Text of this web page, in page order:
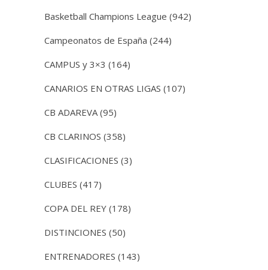
Basketball Champions League (942)
Campeonatos de España (244)
CAMPUS y 3×3 (164)
CANARIOS EN OTRAS LIGAS (107)
CB ADAREVA (95)
CB CLARINOS (358)
CLASIFICACIONES (3)
CLUBES (417)
COPA DEL REY (178)
DISTINCIONES (50)
ENTRENADORES (143)